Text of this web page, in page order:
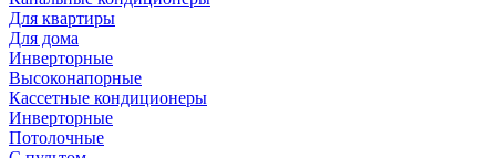
Для квартиры
Для дома
Инверторные
Высоконапорные
Кассетные кондиционеры
Инверторные
Потолочные